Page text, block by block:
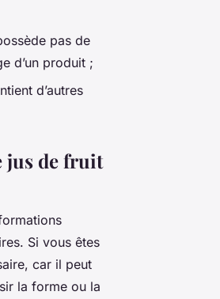
pas de
d’un produit ;
d’autres
jus de fruit
Si vous êtes
car il peut
la forme ou la